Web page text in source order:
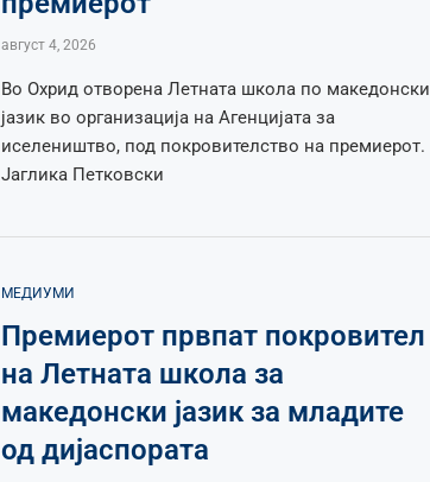
август 4, 2026
Во Охрид отворена Летната школа по македонски
јазик во организација на Агенцијата за
иселеништво, под покровителство на премиерот.
Јаглика Петковски
МЕДИУМИ
Премиерот првпат покровител
на Летната школа за
македонски јазик за младите
од дијаспората